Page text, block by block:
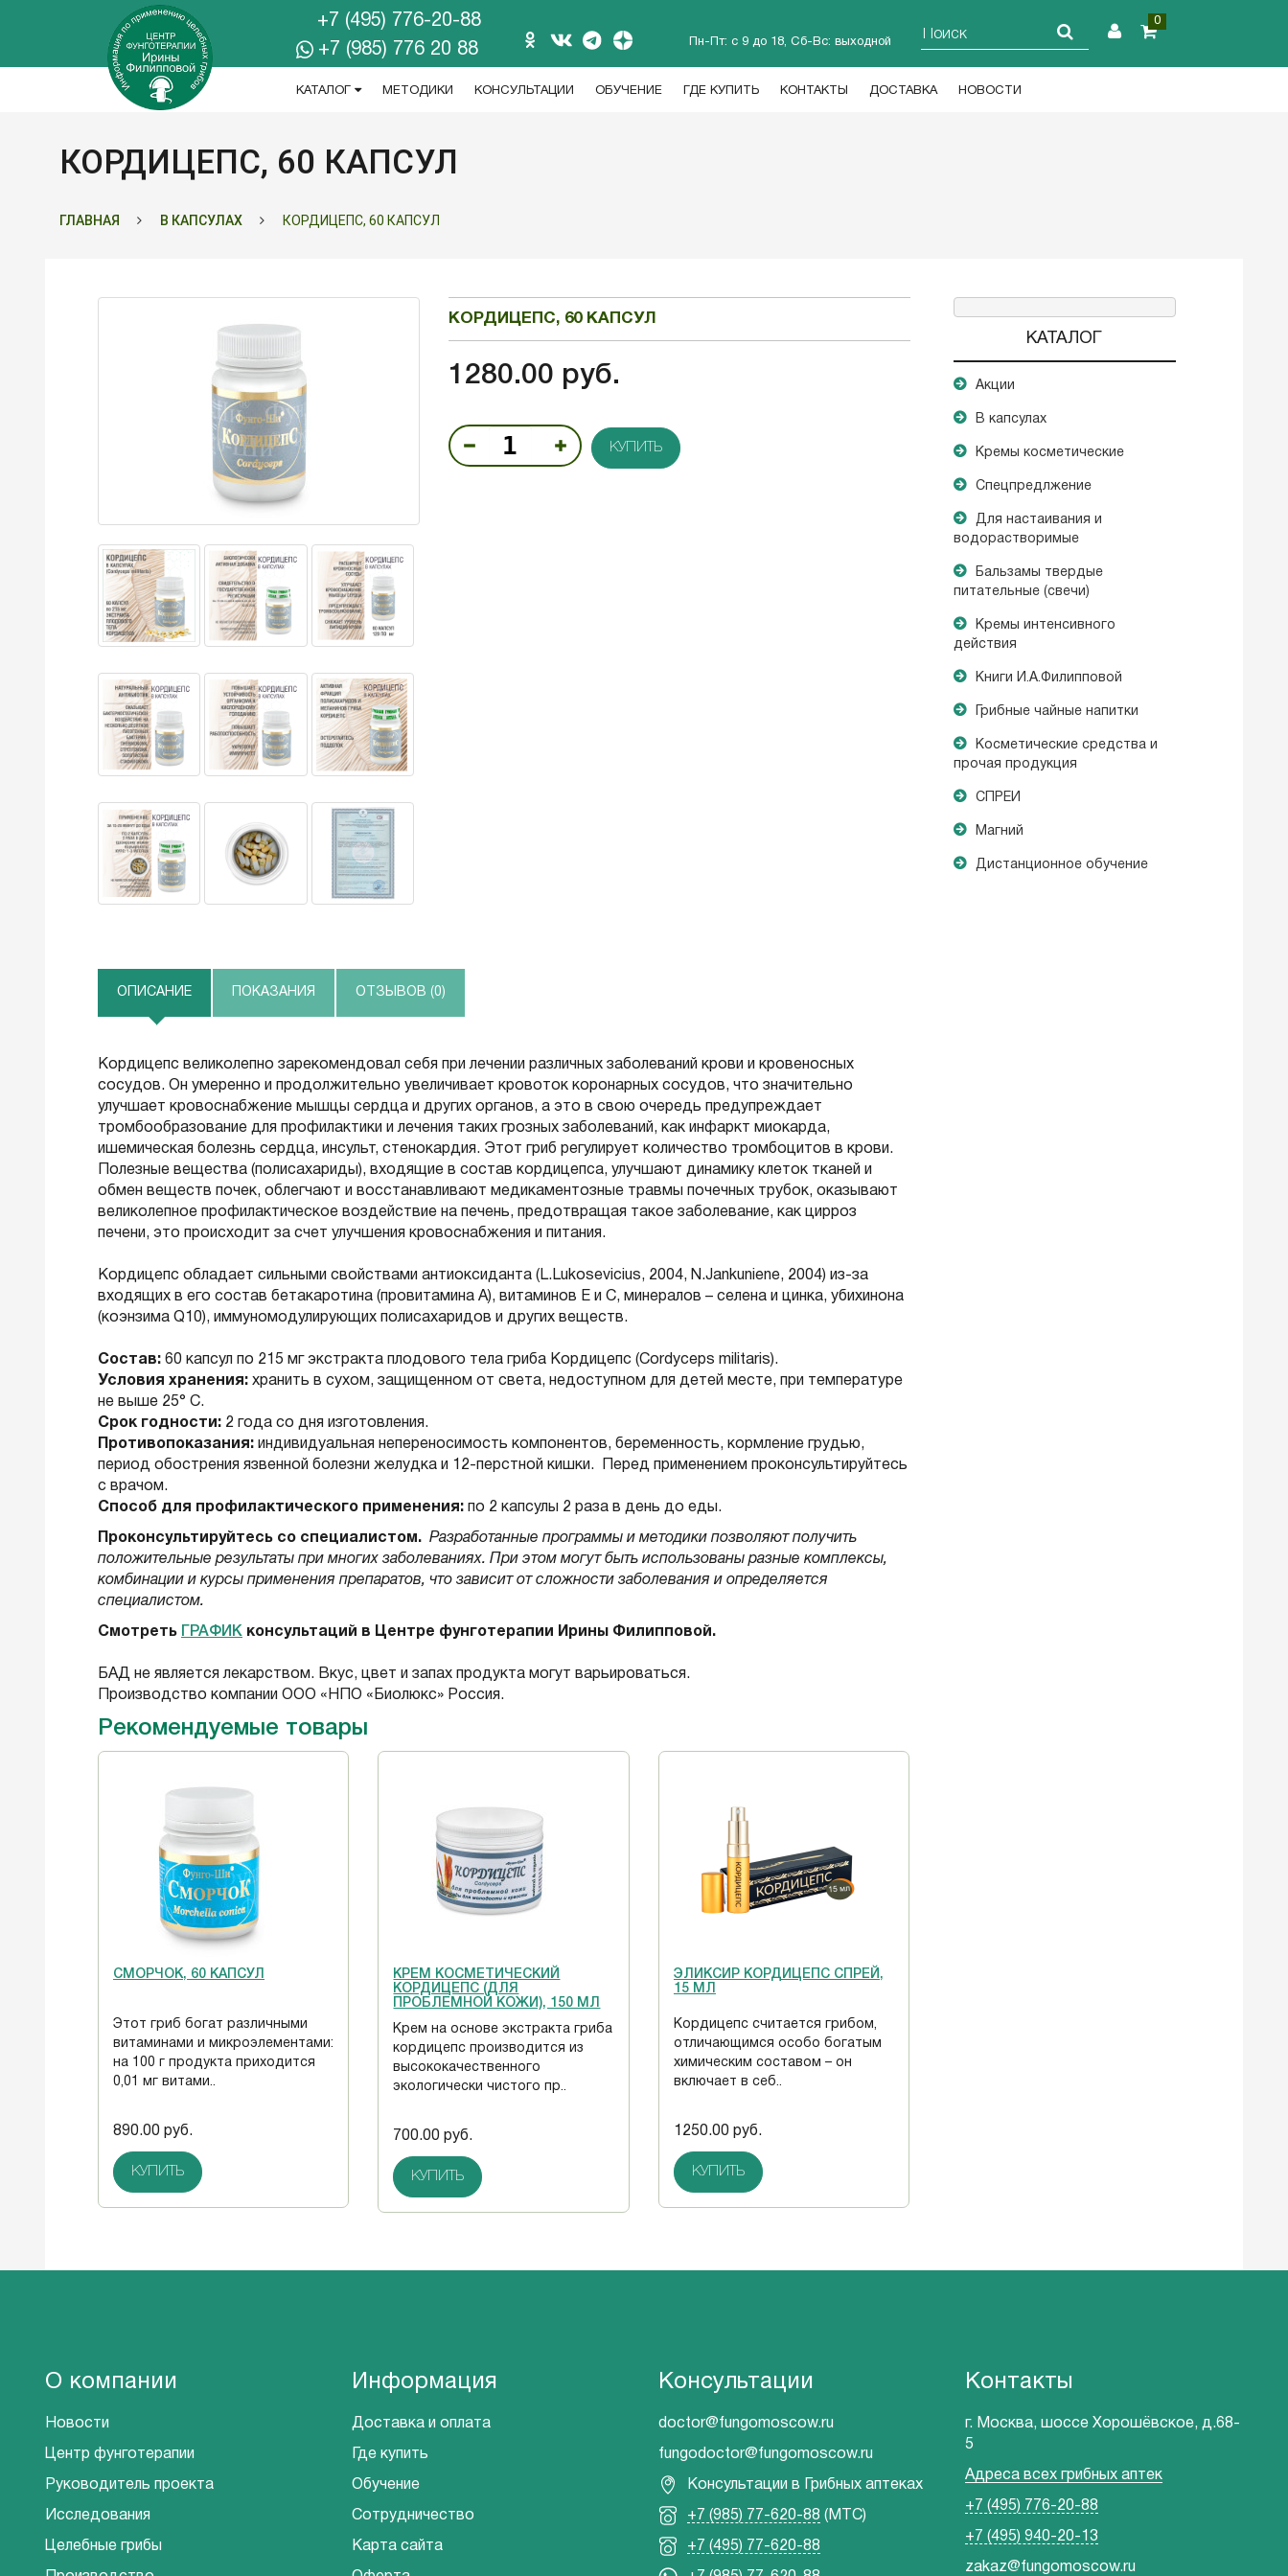
+7 (495) 776-20-88
+7 (985) 776 20 88
Пн-Пт: с 9 до 18, Сб-Вс: выходной
0
КАТАЛОГ МЕТОДИКИ КОНСУЛЬТАЦИИ ОБУЧЕНИЕ ГДЕ КУПИТЬ КОНТАКТЫ ДОСТАВКА НОВОСТИ
КОРДИЦЕПС, 60 КАПСУЛ
ГЛАВНАЯ В КАПСУЛАХ КОРДИЦЕПС, 60 КАПСУЛ
КОРДИЦЕПС, 60 КАПСУЛ
1280.00 руб.
КУПИТЬ
ОПИСАНИЕ ПОКАЗАНИЯ ОТЗЫВОВ (0)
Кордицепс великолепно зарекомендовал себя при лечении различных заболеваний крови и кровеносных
сосудов. Он умеренно и продолжительно увеличивает кровоток коронарных сосудов, что значительно
улучшает кровоснабжение мышцы сердца и других органов, а это в свою очередь предупреждает
тромбообразование для профилактики и лечения таких грозных заболеваний, как инфаркт миокарда,
ишемическая болезнь сердца, инсульт, стенокардия. Этот гриб регулирует количество тромбоцитов в крови.
Полезные вещества (полисахариды), входящие в состав кордицепса, улучшают динамику клеток тканей и
обмен веществ почек, облегчают и восстанавливают медикаментозные травмы почечных трубок, оказывают
великолепное профилактическое воздействие на печень, предотвращая такое заболевание, как цирроз
печени, это происходит за счет улучшения кровоснабжения и питания.
Кордицепс обладает сильными свойствами антиоксиданта (L.Lukosevicius, 2004, N.Jankuniene, 2004) из-за
входящих в его состав бетакаротина (провитамина А), витаминов Е и С, минералов – селена и цинка, убихинона
(коэнзима Q10), иммуномодулирующих полисахаридов и других веществ.
Состав: 60 капсул по 215 мг экстракта плодового тела гриба Кордицепс (Cordyceps militaris).
Условия хранения: хранить в сухом, защищенном от света, недоступном для детей месте, при температуре
не выше 25° С.
Срок годности: 2 года со дня изготовления.
Противопоказания: индивидуальная непереносимость компонентов, беременность, кормление грудью,
период обострения язвенной болезни желудка и 12-перстной кишки. Перед применением проконсультируйтесь
с врачом.
Способ для профилактического применения: по 2 капсулы 2 раза в день до еды.
Проконсультируйтесь со специалистом. Разработанные программы и методики позволяют получить
положительные результаты при многих заболеваниях. При этом могут быть использованы разные комплексы,
комбинации и курсы применения препаратов, что зависит от сложности заболевания и определяется
специалистом.
Смотреть ГРАФИК консультаций в Центре фунготерапии Ирины Филипповой.
БАД не является лекарством. Вкус, цвет и запах продукта могут варьироваться.
Производство компании ООО «НПО «Биолюкс» Россия.
Рекомендуемые товары
СМОРЧОК, 60 КАПСУЛ
Этот гриб богат различными
витаминами и микроэлементами:
на 100 г продукта приходится
0,01 мг витами..
890.00 руб.
КУПИТЬ
КРЕМ КОСМЕТИЧЕСКИЙ
КОРДИЦЕПС (ДЛЯ
ПРОБЛЕМНОЙ КОЖИ), 150 МЛ
Крем на основе экстракта гриба
кордицепс производится из
высококачественного
экологически чистого пр..
700.00 руб.
КУПИТЬ
ЭЛИКСИР КОРДИЦЕПС СПРЕЙ,
15 МЛ
Кордицепс считается грибом,
отличающимся особо богатым
химическим составом – он
включает в себ..
1250.00 руб.
КУПИТЬ
КАТАЛОГ
Акции
В капсулах
Кремы косметические
Спецпредлжение
Для настаивания и
водорастворимые
Бальзамы твердые
питательные (свечи)
Кремы интенсивного
действия
Книги И.А.Филипповой
Грибные чайные напитки
Косметические средства и
прочая продукция
СПРЕИ
Магний
Дистанционное обучение
О компании
Новости
Центр фунготерапии
Руководитель проекта
Исследования
Целебные грибы
Информация
Доставка и оплата
Где купить
Обучение
Сотрудничество
Карта сайта
Консультации
doctor@fungomoscow.ru
fungodoctor@fungomoscow.ru
Консультации в Грибных аптеках
+7 (985) 77-620-88 (МТС)
+7 (495) 77-620-88
Контакты
г. Москва, шоссе Хорошёвское, д.68-
5
Адреса всех грибных аптек
+7 (495) 776-20-88
+7 (495) 940-20-13
zakaz@fungomoscow.ru